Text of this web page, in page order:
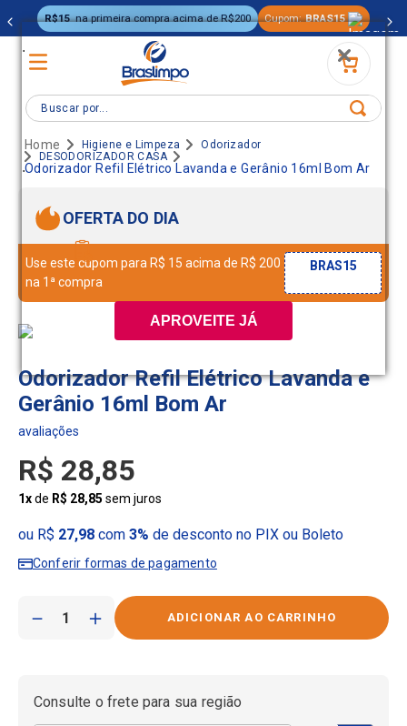
.
.
APROVEITE JÁ
R$15 na primeira compra acima de R$200 Cupom: BRAS15
Buscar por...
Higiene e Limpeza
Odorizador
DESODORIZADOR CASA
Odorizador Refil Elétrico Lavanda e Gerânio 16ml Bom Ar
OFERTA DO DIA
Use este cupom para R$ 15 acima de R$ 200
na 1ª compra
BRAS15
Odorizador Refil Elétrico Lavanda e
Gerânio 16ml Bom Ar
R$ 28,85
1xde R$ 28,85 sem juros
ou R$ 27,98com 3% de desconto no PIX ou Boleto
Conferir formas de pagamento
＋
－
Consulte o frete para sua região